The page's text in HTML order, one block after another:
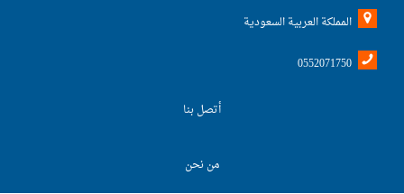
المملكة العربية السعودية
0552071750
أتصل بنا
من نحن